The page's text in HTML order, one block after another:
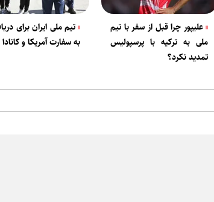
علیپور چرا قبل از سفر با تیم
ملی به ترکیه با پرسپولیس
تمدید نکرد؟
تیم ملی ایران برای
به سفارت آمریکا و